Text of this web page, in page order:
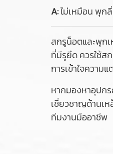
A:ไม่เหมือน พุก
สกรูน็อตและพุก
ที่มีรูยึด ควรใช้ส
การเข้าใจความ
หากมองหาอุปก
เชี่ยวชาญด้านเห
ทีมงานมืออาชีพ